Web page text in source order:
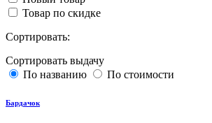
Товар по скидке
Сортировать:
Сортировать выдачу
По названию
По стоимости
Бардачок